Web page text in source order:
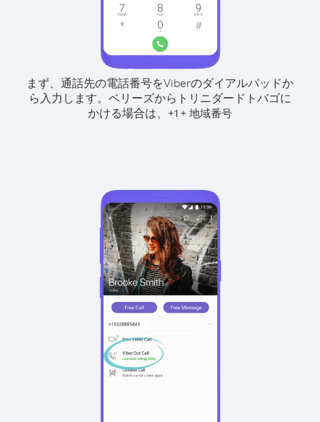
まず、通話先の電話番号をViberのダイアルパッドか
ら入力します。 ベリーズからトリニダードトバゴに
かける場合は、 +1 + 地域番号